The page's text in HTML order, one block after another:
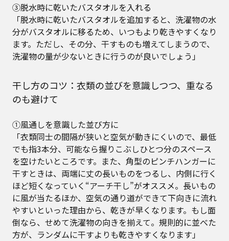
③脱水時に乾いたバスタオルを入れる
「脱水時に乾いたバスタオルを追加すると、洗濯物の水
分がバスタオルに移るため、いつもより乾きやすくなり
ます。ただし、その分、干すものも増えてしまうので、
洗濯物の量が少ないときに行うのが良いでしょう」
干し方のコツ：衣類の並びを意識しつつ、重なる
のも避けて
①風通しを意識した並び方に
「衣類同士の間隔が狭いと空気が動きにくいので、最低
でも指3本分、可能なら握りこぶしひとつ分のスペース
を空けたいところです。また、角型のピンチハンガーに
干すときは、両端に丈の長いものをつるし、内側に行く
ほど短くなっていく“アーチ干し”がオススメ。長いもの
に風が当たるほか、空気の通り道ができて下向きに流れ
やすいといった理由から、乾きが早くなります。もし面
倒なら、せめて洗濯物の向きを揃えて。規則的に並べた
方が、ランダムに干すよりも乾きやすくなります」